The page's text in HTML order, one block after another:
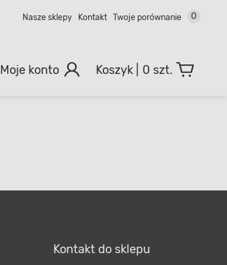
Nasze sklepy Kontakt Twoje porównanie 0
Moje konto 0 szt.
Kontakt do sklepu